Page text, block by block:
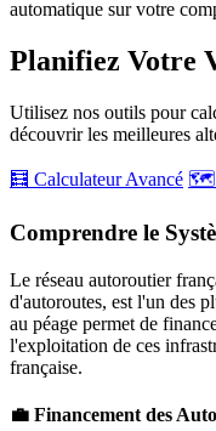
automatique sur votre
Planifiez Votre
Utilisez nos outils pour
découvrir les meilleures
🧮 Calculateur Avancé 🗺️
Comprendre le
Le réseau autoroutier
d'autoroutes, est l'un des
au péage permet de
l'exploitation de ces
française.
💼 Financement des